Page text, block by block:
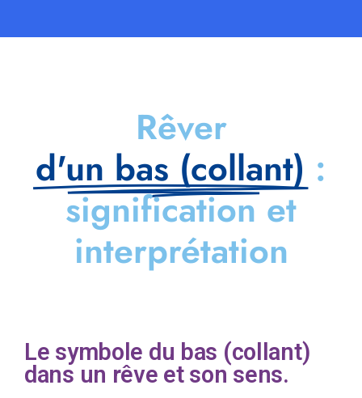
Rêver
d'un bas (collant) :
signification et
interprétation
Le symbole du bas (collant)
dans un rêve et son sens.